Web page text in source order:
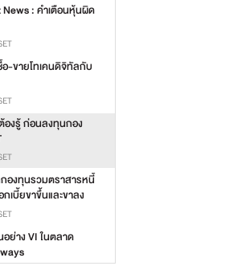
News : คำเตือนหุ้นผิด
-ขายโทเคนดิจิทัลกับ
องรู้ ก่อนลงทุนกอง
องทุนรวมตราสารหนี้
เบี้ยขาขึ้นและขาลง
ย่าง VI ในตลาด